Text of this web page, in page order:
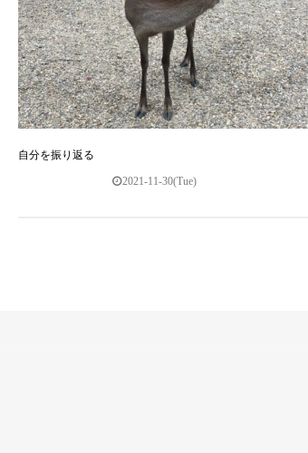
自分を振り返る
2021-11-30(Tue)